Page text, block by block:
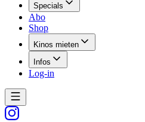
Specials
Abo
Shop
Kinos mieten
Infos
Log-in